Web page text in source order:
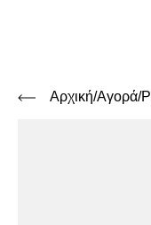
Αρχική/Αγορά/